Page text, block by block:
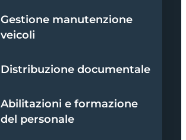
Gestione manutenzione
veicoli
Distribuzione documentale
Abilitazioni e formazione
del personale